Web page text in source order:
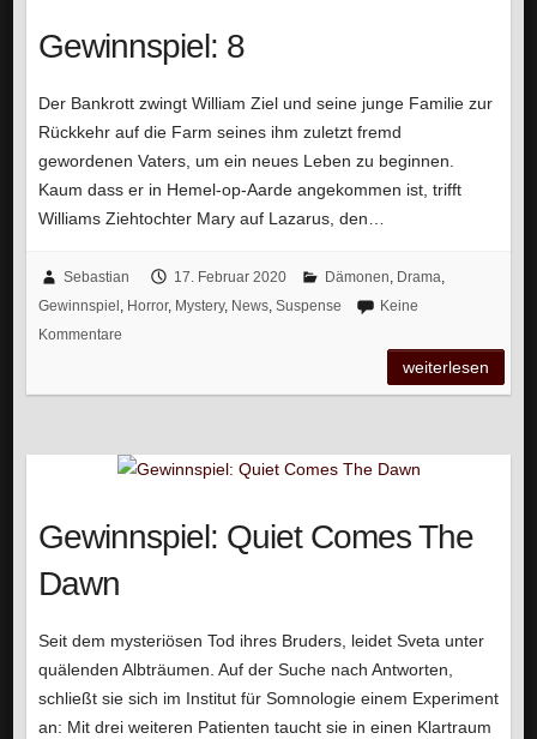
Gewinnspiel: 8
Der Bankrott zwingt William Ziel und seine junge Familie zur
Rückkehr auf die Farm seines ihm zuletzt fremd
gewordenen Vaters, um ein neues Leben zu beginnen.
Kaum dass er in Hemel-op-Aarde angekommen ist, trifft
Williams Ziehtochter Mary auf Lazarus, den…
Sebastian 17. Februar 2020 Dämonen, Drama,
Gewinnspiel , Horror, Mystery, News, Suspense
Keine
Kommentare
weiterlesen
Gewinnspiel: Quiet Comes The
Dawn
Seit dem mysteriösen Tod ihres Bruders, leidet Sveta unter
quälenden Albträumen. Auf der Suche nach Antworten,
schließt sie sich im Institut für Somnologie einem Experiment
an: Mit drei weiteren Patienten taucht sie in einen Klartraum